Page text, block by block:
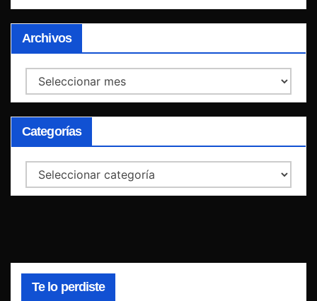
Archivos
Archivos
Categorías
Categorías
Te lo perdiste